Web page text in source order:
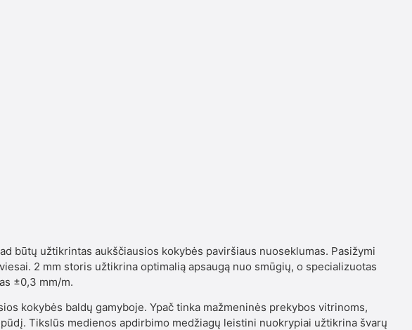
būtų užtikrintas aukščiausios kokybės paviršiaus nuoseklumas. Pasižymi
2 mm storis užtikrina optimalią apsaugą nuo smūgių, o specializuotas
±0,3 mm/m.
kokybės baldų gamyboje. Ypač tinka mažmeninės prekybos vitrinoms,
Tikslūs medienos apdirbimo medžiagų leistini nuokrypiai užtikrina švarų